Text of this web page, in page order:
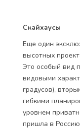
Скайхаусы
Еще один
высотных
Это особый вид
видовыми
градусов),
гибкими
уровнем
пришла в Россию